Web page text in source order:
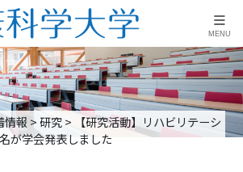
≡
MENU
情報 >研究>
【研究活動】リハビリテーシ
が学会発表しました